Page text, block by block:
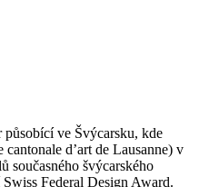
ve Švýcarsku, kde
d’art de Lausanne) v
současného švýcarského
Federal Design Award.